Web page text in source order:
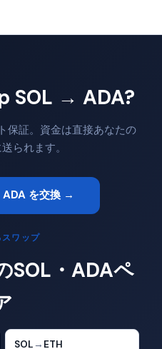
SOL → ADA?
保証。資金は直接あなたの
られます。
を交換 →
ワップ
SOL・ADAペ
SOL → ETH